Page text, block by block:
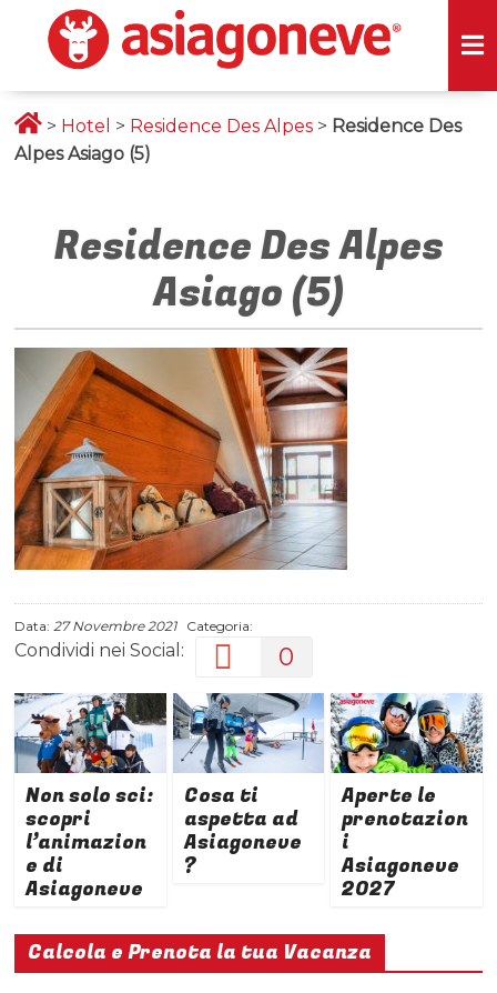
> Hotel > Residence Des Alpes > Residence Des
Alpes Asiago (5)
Residence Des Alpes
Asiago (5)
Data:27 Novembre 2021Categoria:
Condividi nei Social: 0
Non solo sci:
scopri
l’animazion
e di
Asiagoneve
Cosa ti
aspetta ad
Asiagoneve
?
Aperte le
prenotazion
i
Asiagoneve
2027
Calcola e Prenota la tua Vacanza